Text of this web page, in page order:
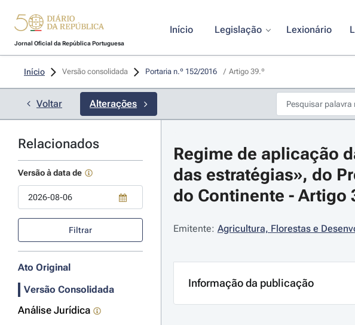
Jornal Oficial da República Portuguesa
Início Legislação Lexionário
Início Versão consolidada Portaria n.º 152/2016 / Artigo 39.º
Voltar Alterações
Relacionados
Versão à data de
Filtrar
Ato Original
Versão Consolidada
Análise Jurídica
Regime de aplicação
das estratégias», do
do Continente - Artigo
Emitente: Agricultura, Florestas e
Informação da publicação